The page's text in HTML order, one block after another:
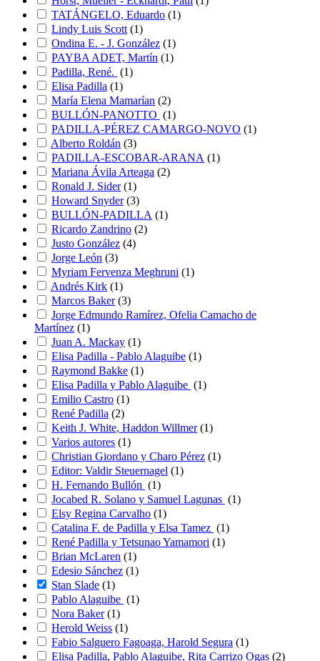
TATÁNGELO, Eduardo (1)
Lindy Luis Scott (1)
Ondina E. - J. González (1)
PAYBA ADET, Martín (1)
Padilla, René. (1)
Elisa Padilla (1)
María Elena Mamarían (2)
BULLÓN-PANOTTO (1)
PADILLA-PÉREZ CAMARGO-NOVO (1)
Alberto Roldán (3)
PADILLA-ESCOBAR-ARANA (1)
Mariana Ávila Arteaga (2)
Ronald J. Sider (1)
Howard Snyder (3)
BULLÓN-PADILLA (1)
Ricardo Zandrino (2)
Justo González (4)
Jorge León (3)
Myriam Fervenza Meghruni (1)
Andrés Kirk (1)
Marcos Baker (3)
Jorge Edmundo Ramírez, Ofelia Camacho de
Martínez (1)
Juan A. Mackay (1)
Elisa Padilla - Pablo Alaguibe (1)
Raymond Bakke (1)
Elisa Padilla y Pablo Alaguibe (1)
Emilio Castro (1)
René Padilla (2)
Keith J. White, Haddon Willmer (1)
Varios autores (1)
Christian Giordano y Charo Pérez (1)
Editor: Valdir Steuernagel (1)
H. Fernando Bullón (1)
Jocabed R. Solano y Samuel Lagunas (1)
Elsy Regina Carvalho (1)
Catalina F. de Padilla y Elsa Tamez (1)
René Padilla y Tetsunao Yamamori (1)
Brian McLaren (1)
Edesio Sánchez (1)
Stan Slade (1)
Pablo Alaguibe (1)
Nora Baker (1)
Herold Weiss (1)
Fabio Salguero Fagoaga, Harold Segura (1)
Elisa Padilla, Pablo Alaguibe, Rita Carrizo Ogas (2)